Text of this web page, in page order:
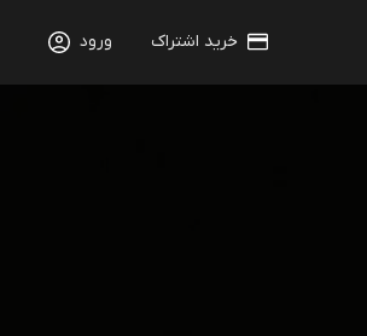
خرید اشتراک ورود